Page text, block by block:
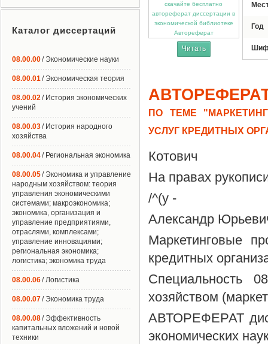
Автореферат
Читать
Год
ПО ТЕМЕ
УСЛУГ КРЕДИТНЫХ
Котович
На правах
/^(у -
Александр
Маркетинговые
кредитных
Специальность
хозяйством
АВТОРЕФЕРАТ
экономических
Каталог диссертаций
08.00.00/ Экономические науки
08.00.01/ Экономическая теория
08.00.02/ История экономических
учений
08.00.03/ История народного
хозяйства
08.00.04/ Региональная экономика
08.00.05/ Экономика и управление
народным хозяйством: теория
управления экономическими
системами; макроэкономика;
экономика, организация и
управление предприятиями,
отраслями, комплексами;
управление инновациями;
региональная экономика;
логистика; экономика труда
08.00.06/ Логистика
08.00.07/ Экономика труда
08.00.08/ Эффективность
капитальных вложений и новой
техники